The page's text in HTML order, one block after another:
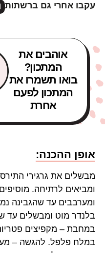
עקבו אחרי גם ברשתות
אוהבים את
המתכון?
בואו תשמרו את
המתכון לפעם
אחרת
אופן ההכנה:
מבשלים את גרגירי
ומביאים לרתיחה.
ומערבבים עד שהגבינה
בלנדר מוט ומבשלים עד
במחבת – מקפיצים
במלח פלפל. להגשה –